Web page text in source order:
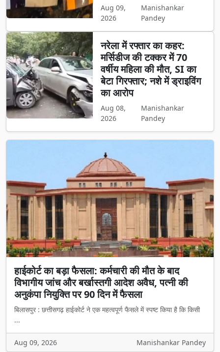
Aug 09,
2026
Manishankar
Pandey
नरेला में रफ्तार का कहर:
मर्सिडीज की टक्कर में 70
वर्षीय महिला की मौत, SI का
बेटा गिरफ्तार; नशे में ड्राइविंग
का आरोप
Aug 08,
2026
Manishankar
Pandey
हाईकोर्ट का बड़ा फैसला: कर्मचारी की मौत के बाद
विभागीय जांच और बर्खास्तगी आदेश अवैध, पत्नी की
अनुकंपा नियुक्ति पर 90 दिन में फैसला
बिलासपुर : छत्तीसगढ़ हाईकोर्ट ने एक महत्वपूर्ण फैसले में स्पष्ट किया है कि किसी
...
Aug 09, 2026 Manishankar Pandey